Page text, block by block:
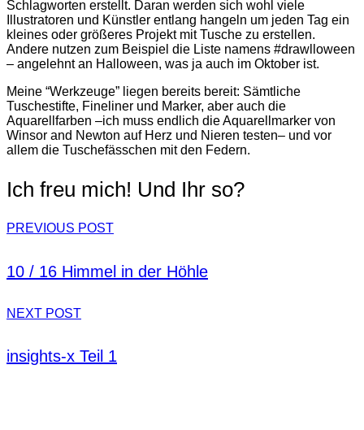
Schlagworten erstellt. Daran werden sich wohl viele
Illustratoren und Künstler entlang hangeln um jeden Tag ein
kleines oder größeres Projekt mit Tusche zu erstellen.
Andere nutzen zum Beispiel die Liste namens #drawlloween
– angelehnt an Halloween, was ja auch im Oktober ist.
Meine “Werkzeuge” liegen bereits bereit: Sämtliche
Tuschestifte, Fineliner und Marker, aber auch die
Aquarellfarben –ich muss endlich die Aquarellmarker von
Winsor and Newton auf Herz und Nieren testen– und vor
allem die Tuschefässchen mit den Federn.
Ich freu mich! Und Ihr so?
PREVIOUS POST
10 / 16 Himmel in der Höhle
NEXT POST
insights-x Teil 1